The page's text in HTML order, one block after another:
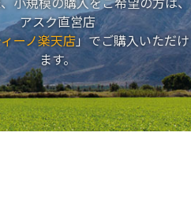
小規模の購入をご希望の方は、
アスク直営店
ーノ楽天店」でご購入いただけ
ます。